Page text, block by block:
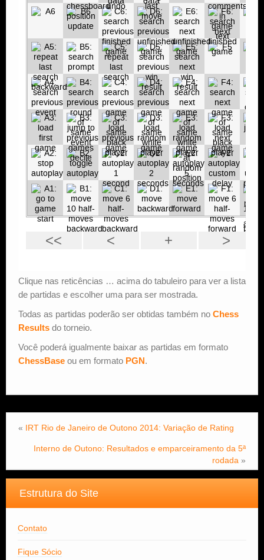
Clique nas reticências … acima do tabuleiro para ver a lista
de partidas e escolher uma para ser mostrada.
Todas as partidas poderão ser obtidas também no Chess
Results do torneio.
Você poderá igualmente baixar as partidas em formato
ChessBase ou em formato PGN.
« IRT Rio de Janeiro de Outono 2014: Variação de Rating
Interno de Outono: Resultados e emparceiramento da 5ª
rodada »
Estrutura do Site
Contato
Fique Sócio